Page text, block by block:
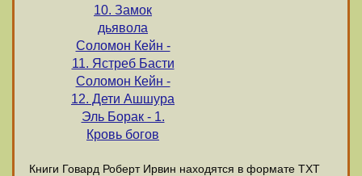
10. Замок
дьявола
Соломон Кейн -
11. Ястреб Басти
Соломон Кейн -
12. Дети Ашшура
Эль Борак - 1.
Кровь богов
Книги Говард Роберт Ирвин находятся в формате ТХТ